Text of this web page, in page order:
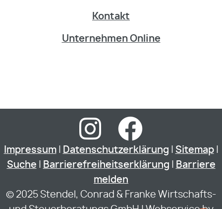
Kontakt
Unternehmen Online
Impressum| Datenschutzerklärung Sitemap|
Suche
Barrierefreiheitserklärung
Barriere
melden
© 2025 Stendel, Conrad & Franke Wirtschafts-